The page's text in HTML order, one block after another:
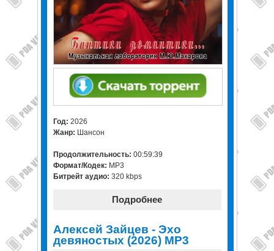
Год: 2026
Жанр: Шансон
Продолжительность: 00:59:39
Формат/Кодек: MP3
Битрейт аудио: 320 kbps
Подробнее
Алексей Зайцев - Эхо
девяностых (2026) MP3